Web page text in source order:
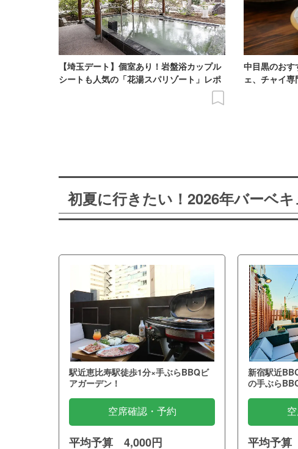
【埼玉デート】個室あり！岩盤浴カップル
シートも人気の「花湯スパリゾート」レポ
中目黒のおす
ェ、チャイ
初夏に行きたい！2026年バーベ
駅近恵比寿駅徒歩1分×手ぶらBBQビ
アガーデン！
空席確認・予約
平均予算 4,000円
新宿駅近
の手ぶら
平均予